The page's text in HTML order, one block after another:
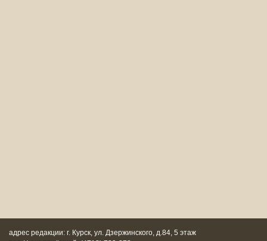
адрес редакции: г. Курск, ул. Дзержинского, д.84, 5 этаж